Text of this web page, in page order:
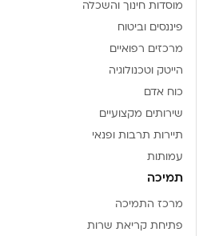
מוסדות חינוך והשכלה
פיננסים וביטוח
מרכזים רפואיים
הייטק וטכנולוגיה
כוח אדם
שירותים מקצועיים
תיירות תרבות ופנאי
עמותות
תמיכה
מרכז התמיכה
פתיחת קריאת שרות